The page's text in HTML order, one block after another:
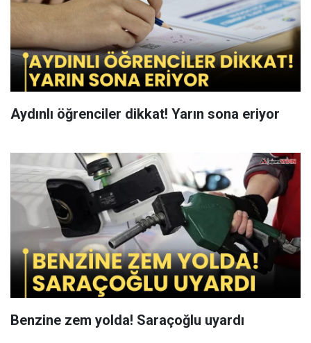
Aydınlı öğrenciler dikkat! Yarın sona eriyor
Benzine zem yolda! Saraçoğlu uyardı